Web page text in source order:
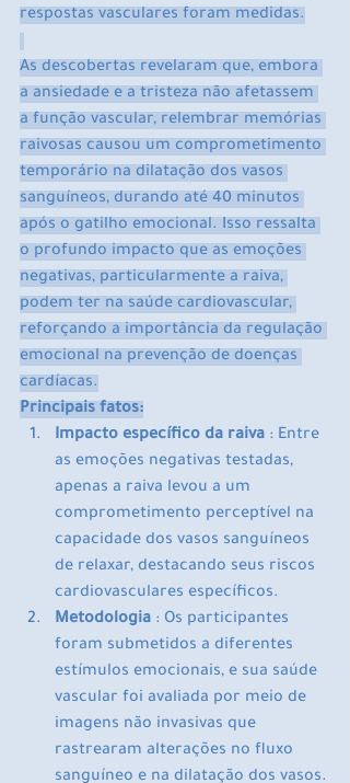
respostas vasculares foram medidas.
As descobertas revelaram que, embora
a ansiedade e a tristeza não afetassem
a função vascular, relembrar memórias
raivosas causou um comprometimento
temporário na dilatação dos vasos
sanguíneos, durando até 40 minutos
após o gatilho emocional. Isso ressalta
o profundo impacto que as emoções
negativas, particularmente a raiva,
podem ter na saúde cardiovascular,
reforçando a importância da regulação
emocional na prevenção de doenças
cardíacas.
Principais fatos:
Impacto específico da raiva : Entre
as emoções negativas testadas,
apenas a raiva levou a um
comprometimento perceptível na
capacidade dos vasos sanguíneos
de relaxar, destacando seus riscos
cardiovasculares específicos.
Metodologia : Os participantes
foram submetidos a diferentes
estímulos emocionais, e sua saúde
vascular foi avaliada por meio de
imagens não invasivas que
rastrearam alterações no fluxo
sanguíneo e na dilatação dos vasos.